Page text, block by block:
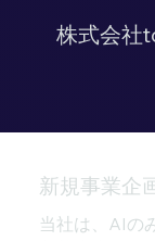
株式会社
新規事業企
当社は、AIの